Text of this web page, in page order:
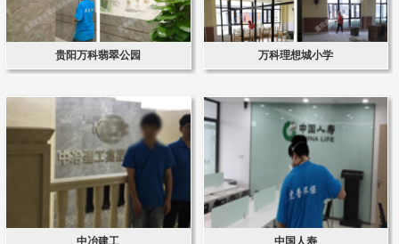
贵阳万科翡翠公园 万科理想城小学
中冶建工 中国人寿